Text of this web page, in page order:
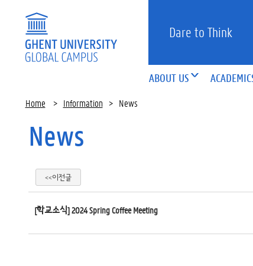
Dare to Think
ABOUT US
Home > Information > News
News
<<이전글
[학교소식] 2024 Spring Coffee Meeting